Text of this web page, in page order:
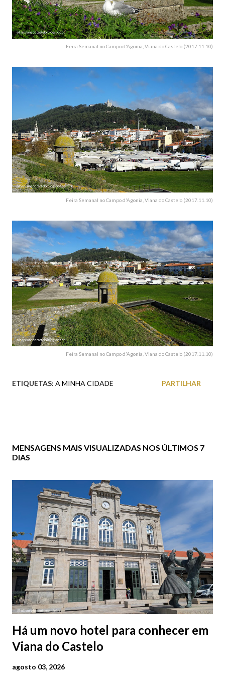
Feira Semanal no Campo d'Agonia, Viana do Castelo (2017.11.10)
Feira Semanal no Campo d'Agonia, Viana do Castelo (2017.11.10)
Feira Semanal no Campo d'Agonia, Viana do Castelo (2017.11.10)
ETIQUETAS: A MINHA CIDADE PARTILHAR
MENSAGENS MAIS VISUALIZADAS NOS ÚLTIMOS 7
DIAS
Há um novo hotel para conhecer em
Viana do Castelo
agosto 03, 2026